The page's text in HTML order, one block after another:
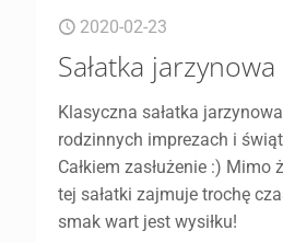
2020-02-23
Sałatka
Klasyczna sałatka
rodzinnych imprezach i
Całkiem zasłużenie :) Mimo
tej sałatki zajmuje trochę
smak wart jest wysiłku!